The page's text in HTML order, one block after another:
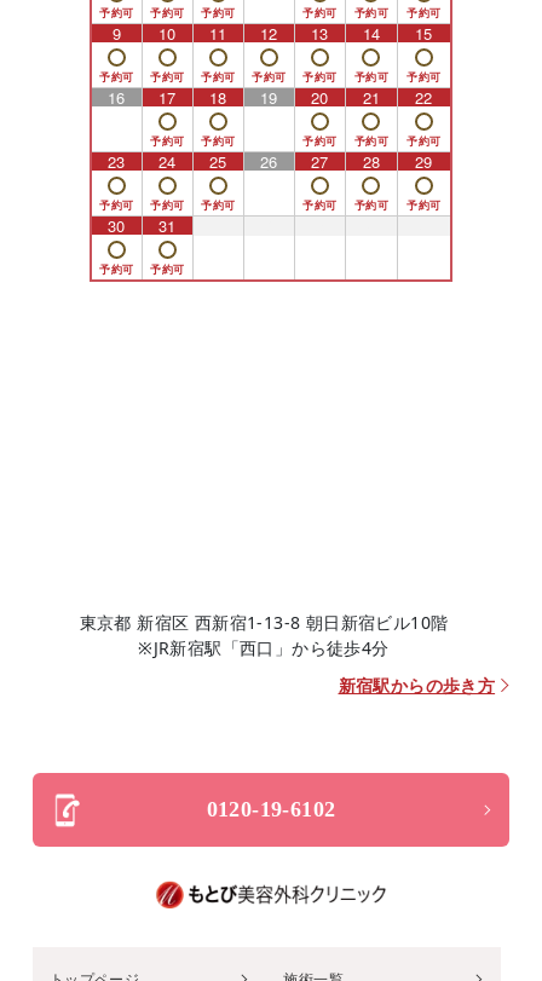
9 10 11 12 13 14 15
16 17 18 19 20 21 22
23 24 25 26 27 28 29
30 31
東京都 新宿区 西新宿1-13-8 朝日新宿ビル10階
※JR新宿駅「西口」から徒歩4分
新宿駅からの歩き方
0120-19-6102